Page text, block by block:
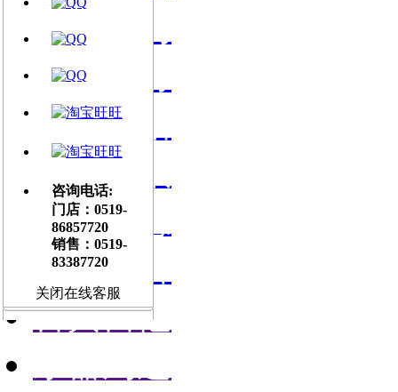
找到我们
关注微博
视频网站
文章资讯
门店信息
交流平台
古典吉他
咨询电话:
门店：0519-
86857720
销售：0519-
83387720
关闭在线客服